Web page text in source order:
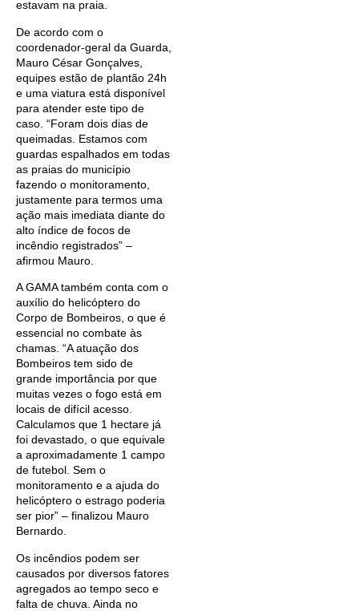
estavam na praia.
De acordo com o
coordenador-geral da Guarda,
Mauro César Gonçalves,
equipes estão de plantão 24h
e uma viatura está disponível
para atender este tipo de
caso. “Foram dois dias de
queimadas. Estamos com
guardas espalhados em todas
as praias do município
fazendo o monitoramento,
justamente para termos uma
ação mais imediata diante do
alto índice de focos de
incêndio registrados” –
afirmou Mauro.
A GAMA também conta com o
auxílio do helicóptero do
Corpo de Bombeiros, o que é
essencial no combate às
chamas. “A atuação dos
Bombeiros tem sido de
grande importância por que
muitas vezes o fogo está em
locais de difícil acesso.
Calculamos que 1 hectare já
foi devastado, o que equivale
a aproximadamente 1 campo
de futebol. Sem o
monitoramento e a ajuda do
helicóptero o estrago poderia
ser pior” – finalizou Mauro
Bernardo.
Os incêndios podem ser
causados por diversos fatores
agregados ao tempo seco e
falta de chuva. Ainda no